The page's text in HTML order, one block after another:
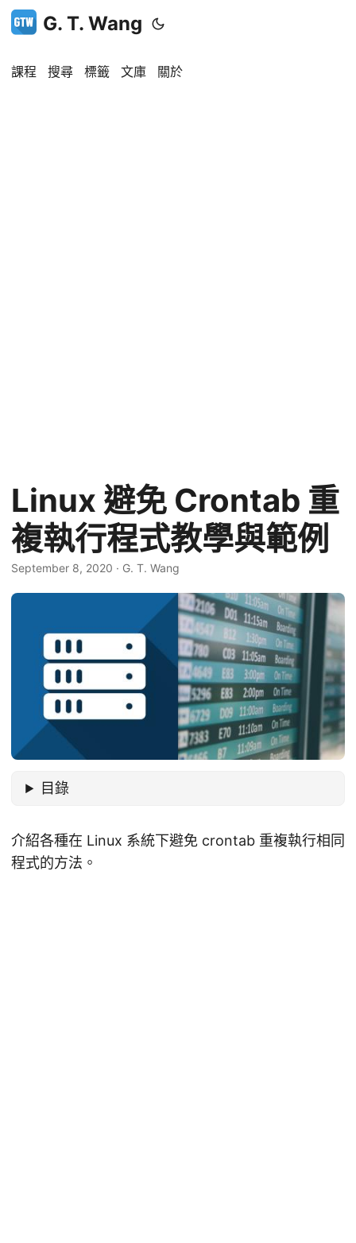
G. T. Wang
課程 搜尋 標籤 文庫 關於
Linux 避免 Crontab 重
複執行程式教學與範例
September 8, 2020 · G. T. Wang
目錄
介紹各種在 Linux 系統下避免 crontab 重複執行相同
程式的方法。